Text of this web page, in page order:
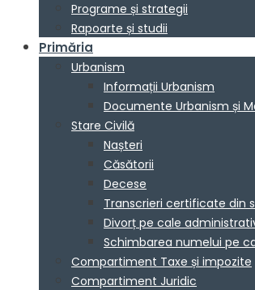
Programe și strategii
Rapoarte și studii
Primăria
Urbanism
Informații Urbanism
Documente Urbanism și
Stare Civilă
Nașteri
Căsătorii
Decese
Transcrieri certificate din
Divorț pe cale
Schimbarea numelui pe
Compartiment Taxe și impozite
Compartiment Juridic